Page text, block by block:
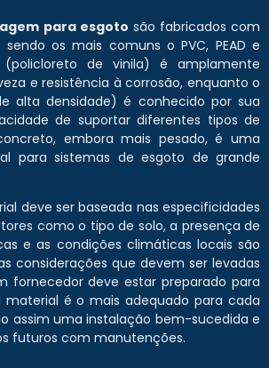
para esgoto são fabricados com
os mais comuns o PVC, PEAD e
de vinila) é amplamente
e resistência à corrosão, enquanto o
alta densidade) é conhecido por sua
de suportar diferentes tipos de
embora mais pesado, é uma
para sistemas de esgoto de grande
deve ser baseada nas especificidades
como o tipo de solo, a presença de
e as condições climáticas locais são
considerações que devem ser levadas
fornecedor deve estar preparado para
material é o mais adequado para cada
assim uma instalação bem-sucedida e
futuros com manutenções.